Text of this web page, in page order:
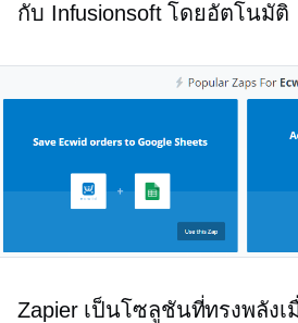
กับ Infusionsoft โดยอัตโนมัติ
Zapier เป็นโซลูชันที่ทรงพลัง